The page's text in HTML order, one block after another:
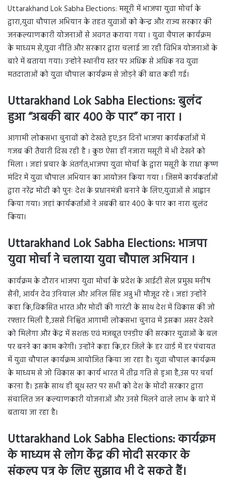
Uttarakhand Lok Sabha Elections: मसूरी में भाजपा युवा मोर्चा के
द्वारा,युवा चौपाल अभियान के तहत युवाओं को केन्द्र और राज्य सरकार की
जनकल्याणकारी योजनाओं से अवगत कराया गया । युवा चैपाल कार्यक्रम
के माध्यम से,युवा नीति और सरकार द्वारा चलाई जा रही विभिन्न योजनाओं के
बारे में बताया गया। उन्होने स्थानीय स्तर पर अधिक से अधिक नव युवा
मतदाताओं को युवा चौपाल कार्यक्रम से जोड़ने की बात कही गई।
Uttarakhand Lok Sabha Elections: बुलंद
हुआ “अबकी बार 400 के पार” का नारा ।
आगामी लोकसभा चुनावों को देखते हुए,इन दिनों भाजपा कार्यकर्ताओं में
गजब की तैयारी दिख रही है । कुछ ऐसा हीं नजारा मसूरी में भी देखने को
मिला । जहां प्रचार के अंतर्गत,भाजपा युवा मोर्चा के द्वारा मसूरी के राधा कृष्ण
मंदिर में युवा चौपाल अभियान का आयोजन किया गया । जिसमें कार्यकर्ताओं
द्वारा नरेंद्र मोदी को पुनः देश के प्रधानमंत्री बनाने के लिए,युवाओं से आह्वान
किया गया। जहां कार्यकर्ताओं ने अबकी बार 400 के पार का नारा बुलंद
किया।
Uttarakhand Lok Sabha Elections: भाजपा
युवा मोर्चा ने चलाया युवा चौपाल अभियान ।
कार्यक्रम के दौरान भाजपा युवा मोर्चा के प्रदेश के आईटी सेल प्रमुख मनीष
सैनी, आर्यन देव उनियाल और अनिल सिंह अन्नु भी मौजूद रहे । जहां उन्होंने
कहा कि,विकसित भारत और मोदी की गारंटी के साथ देश में विकास की जो
रफ्तार मिली है,उससे निश्चित आगामी लोकसभा चुनाव में इसका असर देखने
को मिलेगा और केंद्र में सशक्त एवं मजबूत एनडीए की सरकार युवाओं के बल
पर बनने का काम करेगी। उन्होंने कहा कि,हर जिले के हर वार्ड में हर पंचायत
में युवा चौपाल कार्यक्रम आयोजित किया जा रहा है। युवा चौपाल कार्यक्रम
के माध्यम से जो विकास का कार्य भारत में तीव्र गति से हुआ है,उस पर चर्चा
करना है। इसके साथ ही बूथ स्तर पर सभी को देश के मोदी सरकार द्वारा
संचालित जन कल्याणकारी योजनाओं और उनसे मिलने वाले लाभ के बारे में
बताया जा रहा है।
Uttarakhand Lok Sabha Elections: कार्यक्रम
के माध्यम से लोग केंद्र की मोदी सरकार के
संकल्प पत्र के लिए सुझाव भी दे सकते हैं।